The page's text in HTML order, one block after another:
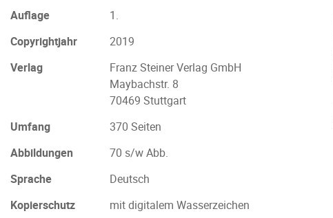
Auflage
1.
Copyrightjahr
2019
Verlag
Franz Steiner Verlag GmbH
Maybachstr. 8
70469 Stuttgart
Umfang
370 Seiten
Abbildungen
70 s/w Abb.
Sprache
Deutsch
Kopierschutz
mit digitalem Wasserzeichen